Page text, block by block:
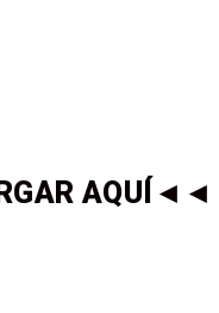
AQUÍ◄◄